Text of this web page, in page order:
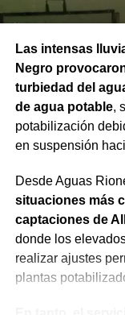
Las intensas
Negro
turbiedad del
de agua potable,
potabilización
en suspensión
Desde Aguas
situaciones más
captaciones de
donde los
realizar ajustes
plantas